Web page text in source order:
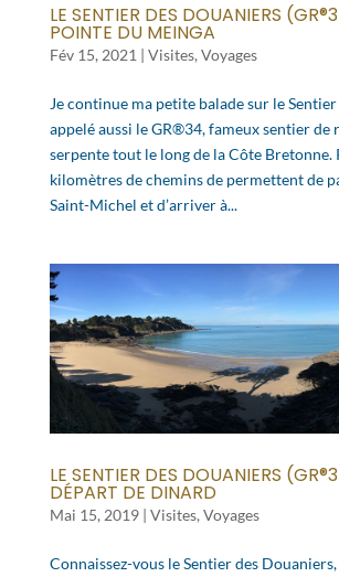
LE SENTIER DES DOUANIERS
POINTE DU MEINGA
Fév 15, 2021 | Visites, Voyages
Je continue ma petite balade sur le
appelé aussi le GR®34, fameux sentier de
serpente tout le long de la Côte Bretonne.
kilomètres de chemins de permettent de
Saint-Michel et d’arriver à...
LE SENTIER DES DOUANIERS
DÉPART DE DINARD
Mai 15, 2019| Visites, Voyages
Connaissez-vous le Sentier des